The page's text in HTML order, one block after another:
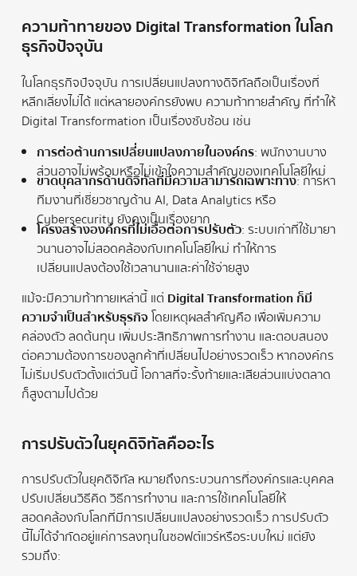
ความท้าทายของ Digital Transformation ในโลก
ธุรกิจปัจจุบัน
ในโลกธุรกิจปัจจุบัน การเปลี่ยนแปลงทางดิจิทัลถือเป็นเรื่องที่
หลีกเลี่ยงไม่ได้ แต่หลายองค์กรยังพบ ความท้าทายสำคัญ ที่ทำให้
Digital Transformation เป็นเรื่องซับซ้อน เช่น
การต่อต้านการเปลี่ยนแปลงภายในองค์กร: พนักงานบาง
ส่วนอาจไม่พร้อมหรือไม่เข้าใจความสำคัญของเทคโนโลยีใหม่
ขาดบุคลากรด้านดิจิทัลที่มีความสามารถเฉพาะทาง: การหา
ทีมงานที่เชี่ยวชาญด้าน AI, Data Analytics หรือ
Cybersecurity ยังคงเป็นเรื่องยาก
โครงสร้างองค์กรที่ไม่เอื้อต่อการปรับตัว: ระบบเก่าที่ใช้มายา
วนานอาจไม่สอดคล้องกับเทคโนโลยีใหม่ ทำให้การ
เปลี่ยนแปลงต้องใช้เวลานานและค่าใช้จ่ายสูง
แม้จะมีความท้าทายเหล่านี้ แต่ Digital Transformation ก็มี
ความจำเป็นสำหรับธุรกิจโดยเหตุผลสำคัญคือ เพื่อเพิ่มความ
คล่องตัว ลดต้นทุน เพิ่มประสิทธิภาพการทำงาน และตอบสนอง
ต่อความต้องการของลูกค้าที่เปลี่ยนไปอย่างรวดเร็ว หากองค์กร
ไม่เริ่มปรับตัวตั้งแต่วันนี้ โอกาสที่จะรั้งท้ายและเสียส่วนแบ่งตลาด
ก็สูงตามไปด้วย
การปรับตัวในยุคดิจิทัลคืออะไร
การปรับตัวในยุคดิจิทัล หมายถึงกระบวนการที่องค์กรและบุคคล
ปรับเปลี่ยนวิธีคิด วิธีการทำงาน และการใช้เทคโนโลยีให้
สอดคล้องกับโลกที่มีการเปลี่ยนแปลงอย่างรวดเร็ว การปรับตัว
นี้ไม่ได้จำกัดอยู่แค่การลงทุนในซอฟต์แวร์หรือระบบใหม่ แต่ยัง
รวมถึง: